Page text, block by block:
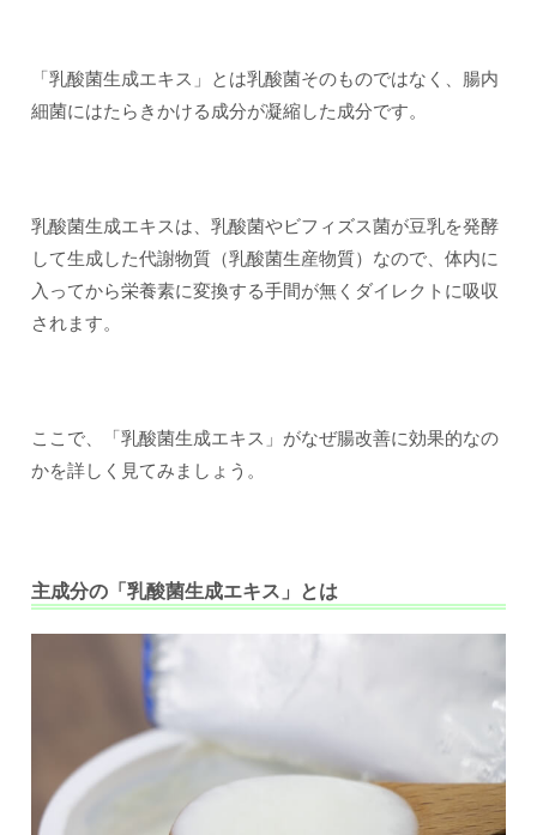
「乳酸菌生成エキス」とは乳酸菌そのものではなく、腸内
細菌にはたらきかける成分が凝縮した成分です。
乳酸菌生成エキスは、乳酸菌やビフィズス菌が豆乳を発酵
して生成した代謝物質（乳酸菌生産物質）なので、体内に
入ってから栄養素に変換する手間が無くダイレクトに吸収
されます。
ここで、「乳酸菌生成エキス」がなぜ腸改善に効果的なの
かを詳しく見てみましょう。
主成分の「乳酸菌生成エキス」とは